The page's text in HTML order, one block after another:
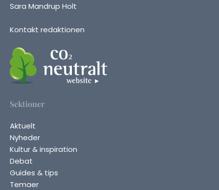
Sara Mandrup Holt
Kontakt redaktionen
Sektioner
Aktuelt
Nyheder
Kultur & inspiration
Debat
Guides & tips
Temaer